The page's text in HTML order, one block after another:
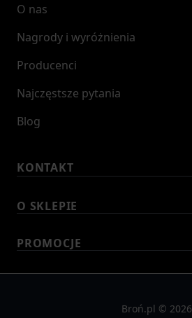
O nas
Nagrody i wyróżnienia
Producenci
Najczęstsze pytania
Blog
KONTAKT
O SKLEPIE
PROMOCJE
Broń.pl © 2026